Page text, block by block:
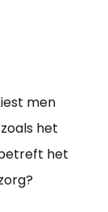
men
het
het